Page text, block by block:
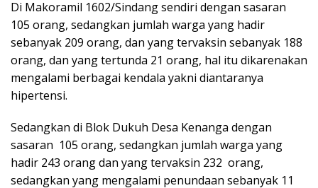
Di Makoramil 1602/Sindang sendiri dengan sasaran
105 orang, sedangkan jumlah warga yang hadir
sebanyak 209 orang, dan yang tervaksin sebanyak 188
orang, dan yang tertunda 21 orang, hal itu dikarenakan
mengalami berbagai kendala yakni diantaranya
hipertensi.
Sedangkan di Blok Dukuh Desa Kenanga dengan
sasaran 105 orang, sedangkan jumlah warga yang
hadir 243 orang dan yang tervaksin 232 orang,
sedangkan yang mengalami penundaan sebanyak 11